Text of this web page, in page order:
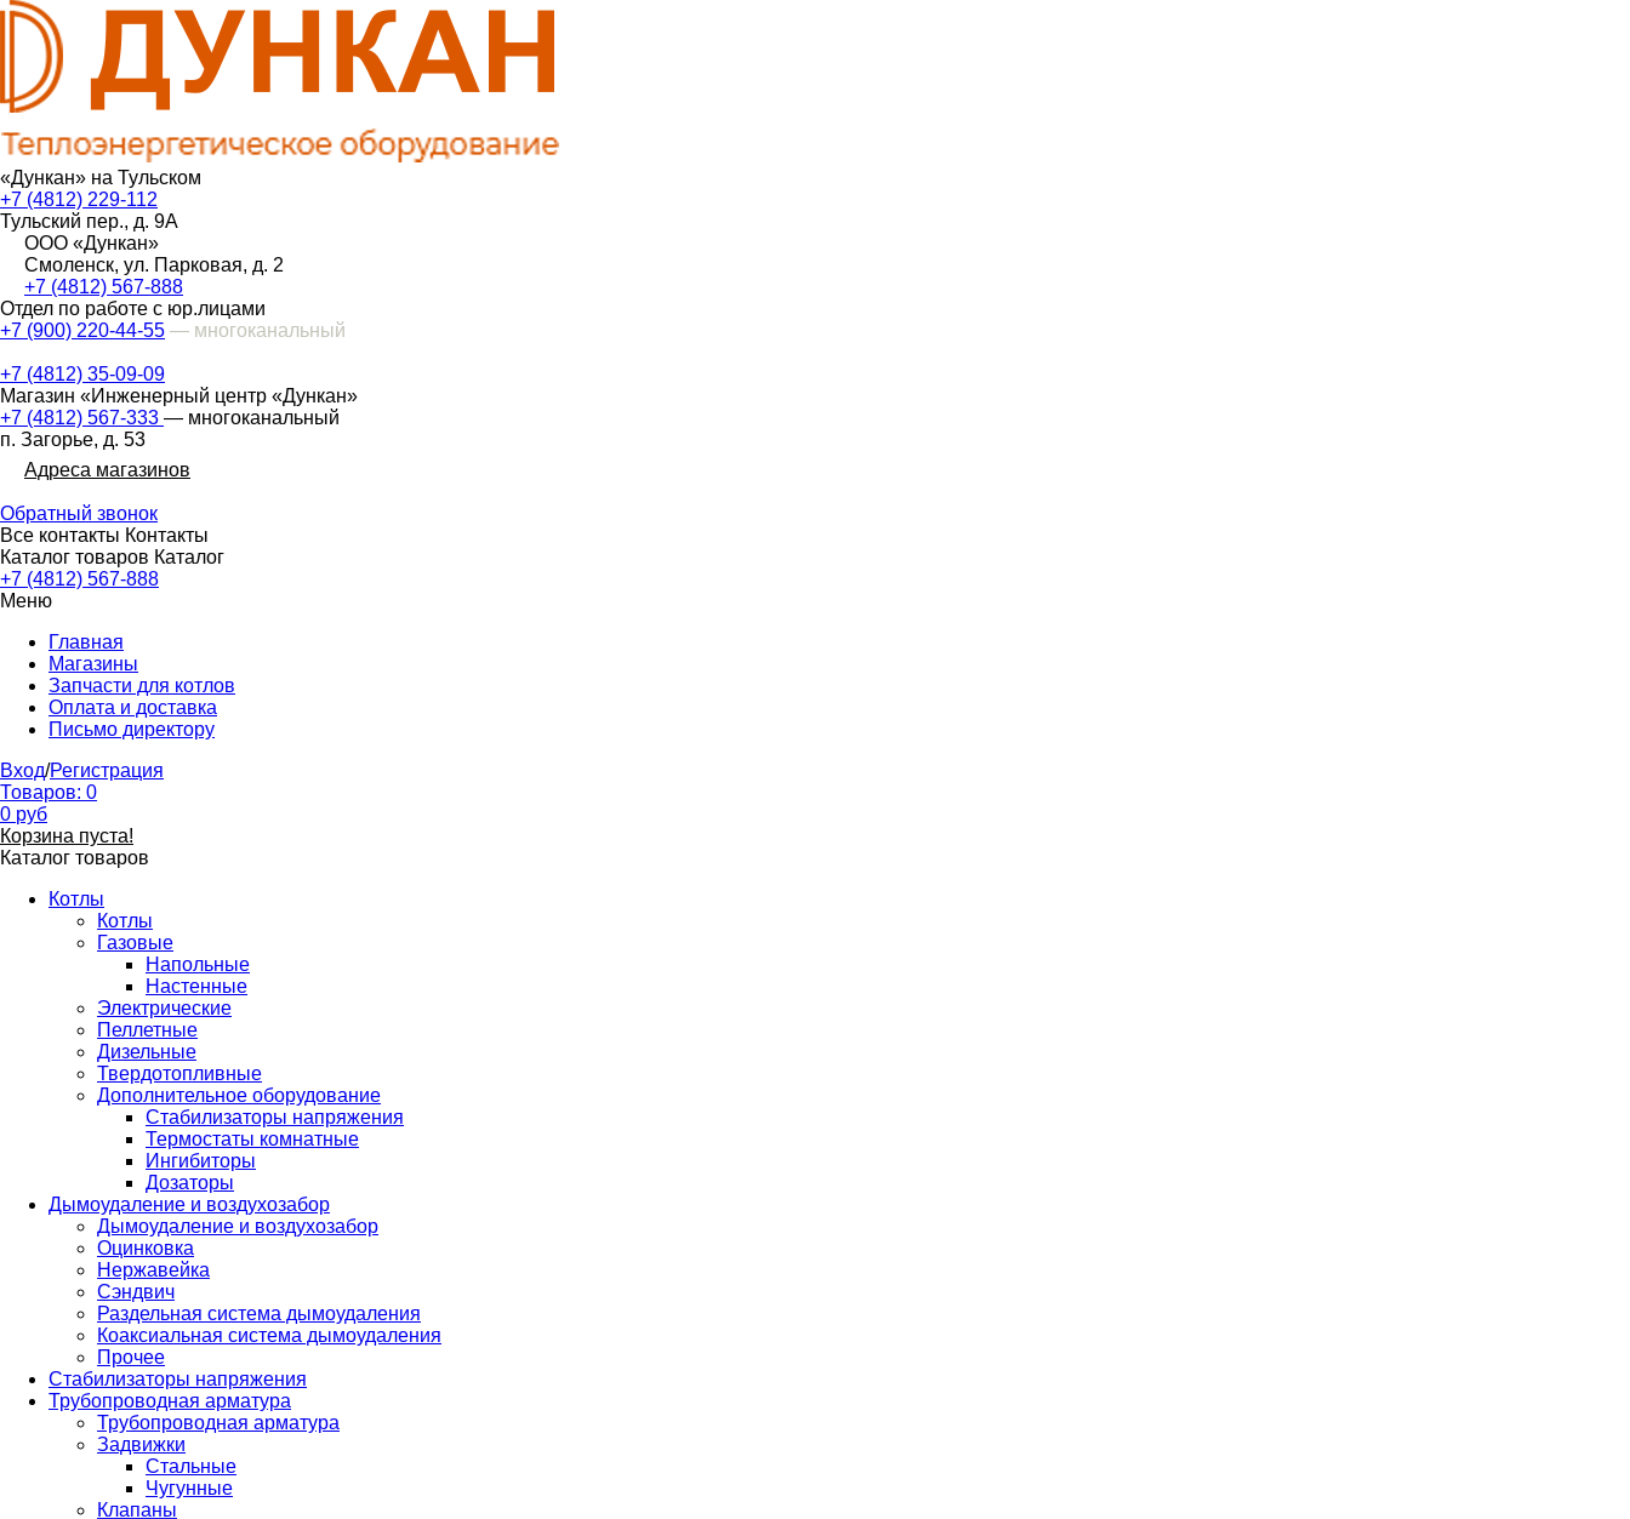
«Дункан» на Тульском
+7 (4812) 229-112
Тульский пер., д. 9А
ООО «Дункан»
Смоленск, ул. Парковая, д. 2
+7 (4812) 567-888
Отдел по работе с юр.лицами
+7 (900) 220-44-55 — многоканальный
+7 (4812) 35-09-09
Магазин «Инженерный центр «Дункан»
+7 (4812) 567-333 — многоканальный
п. Загорье, д. 53
Адреса магазинов
Обратный звонок
Все контакты Контакты
Каталог товаров Каталог
+7 (4812) 567-888
Меню
Главная
Магазины
Запчасти для котлов
Оплата и доставка
Письмо директору
Вход/Регистрация
Товаров: 0
0 руб
Корзина пуста!
Каталог товаров
Котлы
Котлы
Газовые
Напольные
Настенные
Электрические
Пеллетные
Дизельные
Твердотопливные
Дополнительное оборудование
Стабилизаторы напряжения
Термостаты комнатные
Ингибиторы
Дозаторы
Дымоудаление и воздухозабор
Дымоудаление и воздухозабор
Оцинковка
Нержавейка
Сэндвич
Раздельная система дымоудаления
Коаксиальная система дымоудаления
Прочее
Стабилизаторы напряжения
Трубопроводная арматура
Трубопроводная арматура
Задвижки
Стальные
Чугунные
Клапаны